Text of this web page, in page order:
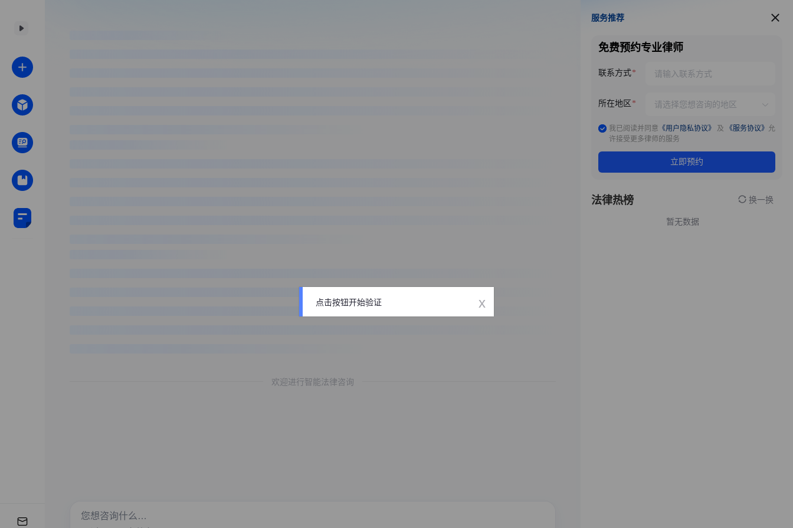
欢迎进行智能法律咨询
服务推荐
服务推荐
免费预约专业律师
联系方式
所在地区
我已阅读并同意 《用户隐私协议》 及 《服务协议》 允
许接受更多律师的服务
立即预约
法律热榜 换一换
暂无数据
点击按钮开始验证 x